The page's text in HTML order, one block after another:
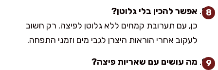
אפשר להכין בלי גלוטן?
כן, עם תערובת קמחים ללא גלוטן לפיצה. רק חשוב
לעקוב אחרי הוראות היצרן לגבי מים וזמני התפחה.
מה עושים עם שאריות פיצה?